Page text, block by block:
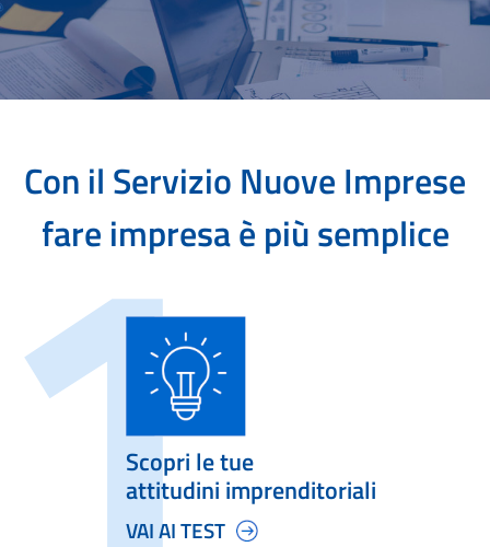
Con il Servizio Nuove Imprese
fare impresa è più semplice
Scopri le tue
attitudini imprenditoriali
VAI AI TEST